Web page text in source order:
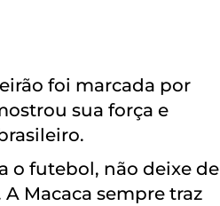
foi marcada por
sua força e
o futebol, não deixe de
Macaca sempre traz